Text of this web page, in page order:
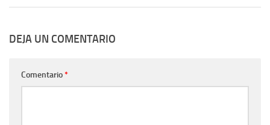
DEJA UN COMENTARIO
Comentario*